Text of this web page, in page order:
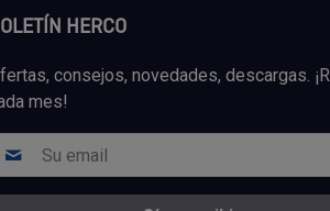
HERCO
consejos, novedades, descargas.
mes!